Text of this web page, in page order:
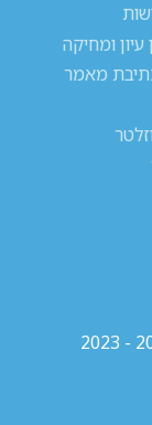
עיון ומחיקה
מאמר